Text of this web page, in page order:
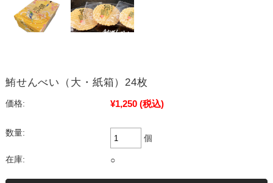
鮪せんべい（大・紙箱）24枚
価格: ¥1,250 (税込)
数量:
個
在庫: ○